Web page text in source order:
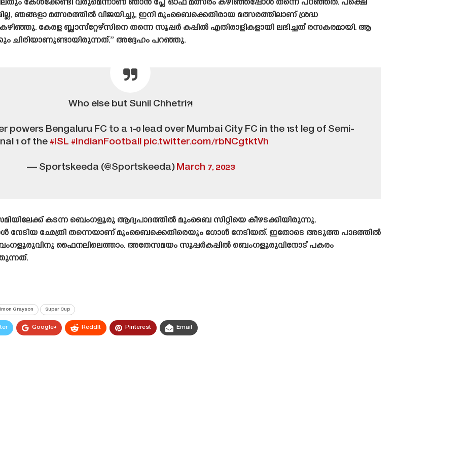
കേൾക്കേണ്ടി വരുമെന്നാണ് ഞാൻ പ്ലേ ഓഫ് മത്സരം കഴിഞ്ഞപ്പോൾ തന്നെ പറഞ്ഞത്. പക്ഷെ
ഞങ്ങളാ മത്സരത്തിൽ വിജയിച്ചു, ഇനി മുംബൈക്കെതിരായ മത്സരത്തിലാണ് ശ്രദ്ധ
കേരള ബ്ലാസ്‌റ്റേഴ്‌സിനെ തന്നെ സൂപ്പർ കപ്പിൽ എതിരാളികളായി ലഭിച്ചത് രസകരമായി. ആ
ചിരിയാണുണ്ടായിരുന്നത്.” അദ്ദേഹം പറഞ്ഞു.
Who else but Sunil Chhetri?!
powers Bengaluru FC to a 1-0 lead over Mumbai City FC in the 1st leg of Semi-
1 of the #ISL #IndianFootball pic.twitter.com/rbNCgtktVh
— Sportskeeda (@Sportskeeda)March 7, 2023
കടന്ന ബെംഗളൂരു ആദ്യപാദത്തിൽ മുംബൈ സിറ്റിയെ കീഴടക്കിയിരുന്നു.
നേടിയ ഛേത്രി തന്നെയാണ് മുംബൈക്കെതിരെയും ഗോൾ നേടിയത്. ഇതോടെ അടുത്ത പാദത്തിൽ
ഫൈനലിലെത്താം. അതേസമയം സൂപ്പർകപ്പിൽ ബെംഗളൂരുവിനോട് പകരം
Grayson Super Cup
Google+ ReddIt Pinterest Email